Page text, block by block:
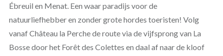
Ébreuil en Menat. Een waar paradijs voor de
natuurliefhebber en zonder grote hordes toeristen! Volg
vanaf Château la Perche de route via de vijfsprong van La
Bosse door het Forêt des Colettes en daal af naar de kloof